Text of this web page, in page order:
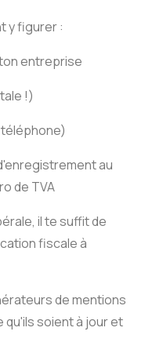
y figurer :
entreprise
!)
au
de TVA
il te suffit de
fiscale à
de mentions
qu'ils soient à jour et